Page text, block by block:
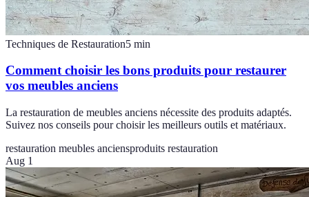
Techniques de Restauration5 min
Comment choisir les bons produits pour restaurer
vos meubles anciens
La restauration de meubles anciens nécessite des produits adaptés.
Suivez nos conseils pour choisir les meilleurs outils et matériaux.
restauration meubles anciensproduits restauration
Aug 1